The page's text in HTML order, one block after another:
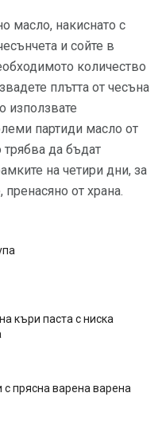
масло, накиснато с
и сойте в
количество
плътта от чесъна
използвате
партиди масло от
да бъдат
на четири дни, за
от храна.
къри паста с ниска
прясна варена варена